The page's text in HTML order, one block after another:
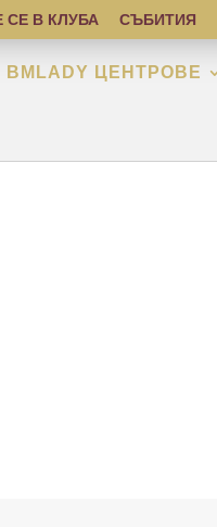
СЕ В КЛУБА СЪБИТИЯ
BMLADY ЦЕНТРОВЕ